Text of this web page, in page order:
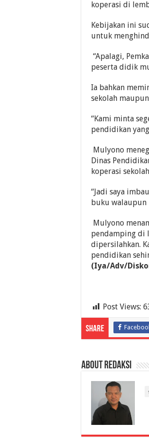
koperasi di
Kebijakan ini
untuk
“Apalagi,
peserta didik
Ia bahkan
sekolah
“Kami minta
pendidikan
Mulyono
Dinas
koperasi
“Jadi saya
buku walaupun
Mulyono
pendamping di
dipersilahkan.
pendidikan
(Iya/Adv/
Post Views:
Share
About Redaksi